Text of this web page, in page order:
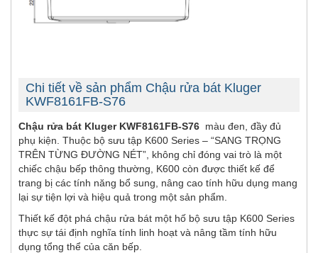
Chi tiết về sản phẩm Chậu rửa bát Kluger
KWF8161FB-S76
Chậu rửa bát Kluger KWF8161FB-S76 màu đen, đầy đủ
phụ kiện. Thuộc bộ sưu tập K600 Series – “SANG TRỌNG
TRÊN TỪNG ĐƯỜNG NÉT”, không chỉ đóng vai trò là một
chiếc chậu bếp thông thường, K600 còn được thiết kế để
trang bị các tính năng bổ sung, nâng cao tính hữu dụng mang
lại sự tiện lợi và hiệu quả trong một sản phẩm.
Thiết kế đột phá chậu rửa bát một hố bộ sưu tập K600 Series
thực sự tái định nghĩa tính linh hoạt và nâng tầm tính hữu
dụng tổng thể của căn bếp.